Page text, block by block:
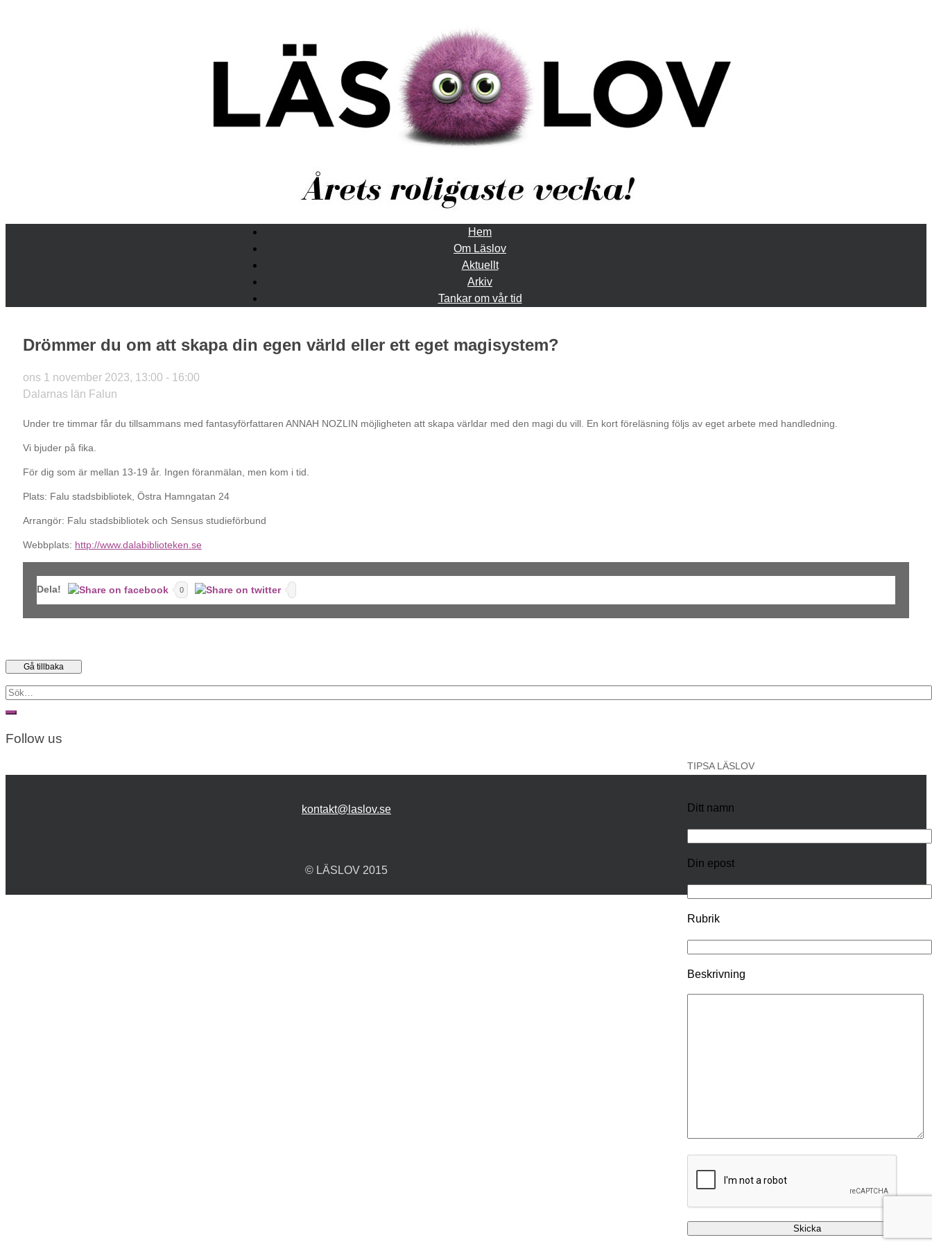
Hem
Om Läslov
Aktuellt
Arkiv
Tankar om vår tid
Drömmer du om att skapa din egen värld eller ett eget magisystem?
ons 1 november 2023, 13:00 - 16:00
Dalarnas län Falun
Under tre timmar får du tillsammans med fantasyförfattaren ANNAH NOZLIN möjligheten att skapa världar med den magi du vill. En kort föreläsning följs av eget arbete med handledning.
Vi bjuder på fika.
För dig som är mellan 13-19 år. Ingen föranmälan, men kom i tid.
Plats: Falu stadsbibliotek, Östra Hamngatan 24
Arrangör: Falu stadsbibliotek och Sensus studieförbund
Webbplats: http://www.dalabiblioteken.se
Dela! 0
Search
for:
Follow us
TIPSA LÄSLOV
Ditt namn
Din epost
Rubrik
Beskrivning
kontakt@laslov.se
© LÄSLOV 2015